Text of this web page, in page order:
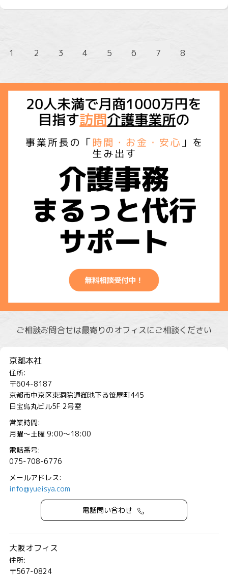
1 2 3 4 5 6 7 8
ご相談お問合せは最寄りのオフィスにご相談ください
京都本社
住所:
〒604-8187
京都市中京区東洞院通御池下る笹屋町445
日宝烏丸ビル5F 2号室
営業時間:
月曜～土曜 9:00～18:00
電話番号:
075-708-6776
メールアドレス:
info@yueisya.com
電話問い合わせ
大阪オフィス
住所:
〒567-0824